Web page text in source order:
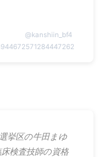
@kanshiin_bf4
挙区の牛田まゆ
検査技師の資格